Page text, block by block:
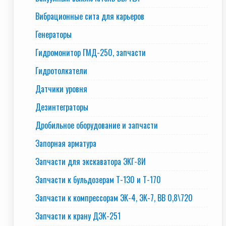
Вибрационные сита для карьеров
Генераторы
Гидромонитор ГМД-250, запчасти
Гидротолкатели
Датчики уровня
Дезинтеграторы
Дробильное оборудование и запчасти
Запорная арматура
Запчасти для экскаватора ЭКГ-8И
Запчасти к бульдозерам Т-130 и Т-170
Запчасти к компрессорам ЭК-4, ЭК-7, ВВ 0,8\720
Запчасти к крану ДЭК-251